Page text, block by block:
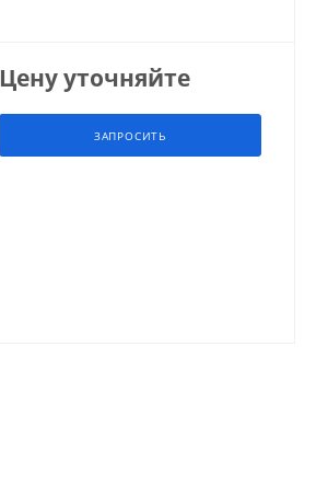
Цену уточняйте
ЗАПРОСИТЬ